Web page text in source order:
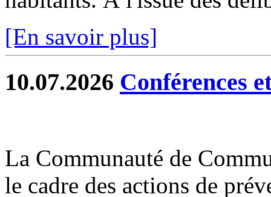
[En savoir plus]
10.07.2026 Conférences
La Communauté de
le cadre des actions de